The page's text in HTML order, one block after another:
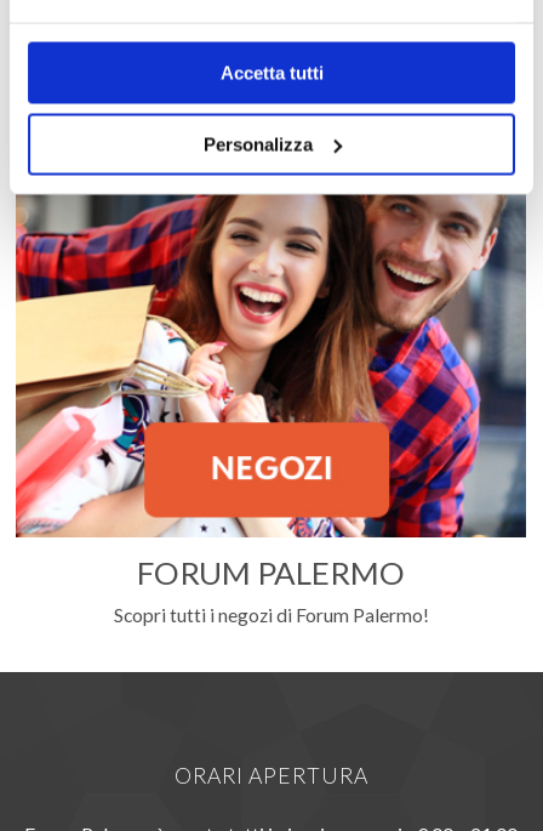
Accetta tutti
Personalizza
FORUM PALERMO
Scopri tutti i negozi di Forum Palermo!
ORARI APERTURA